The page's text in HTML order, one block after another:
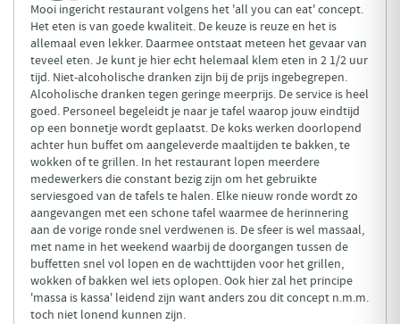
Mooi ingericht restaurant volgens het 'all you can eat' concept.
Het eten is van goede kwaliteit. De keuze is reuze en het is
allemaal even lekker. Daarmee ontstaat meteen het gevaar van
teveel eten. Je kunt je hier echt helemaal klem eten in 2 1/2 uur
tijd. Niet-alcoholische dranken zijn bij de prijs ingebegrepen.
Alcoholische dranken tegen geringe meerprijs. De service is heel
goed. Personeel begeleidt je naar je tafel waarop jouw eindtijd
op een bonnetje wordt geplaatst. De koks werken doorlopend
achter hun buffet om aangeleverde maaltijden te bakken, te
wokken of te grillen. In het restaurant lopen meerdere
medewerkers die constant bezig zijn om het gebruikte
serviesgoed van de tafels te halen. Elke nieuw ronde wordt zo
aangevangen met een schone tafel waarmee de herinnering
aan de vorige ronde snel verdwenen is. De sfeer is wel massaal,
met name in het weekend waarbij de doorgangen tussen de
buffetten snel vol lopen en de wachttijden voor het grillen,
wokken of bakken wel iets oplopen. Ook hier zal het principe
'massa is kassa' leidend zijn want anders zou dit concept n.m.m.
toch niet lonend kunnen zijn.